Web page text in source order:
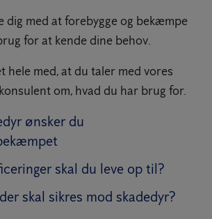
dig med at forebygge og bekæmpe
for at kende dine behov.
hele med, at du taler med vores
om, hvad du har brug for.
ønsker du
skal du leve op til?
skal sikres mod skadedyr?